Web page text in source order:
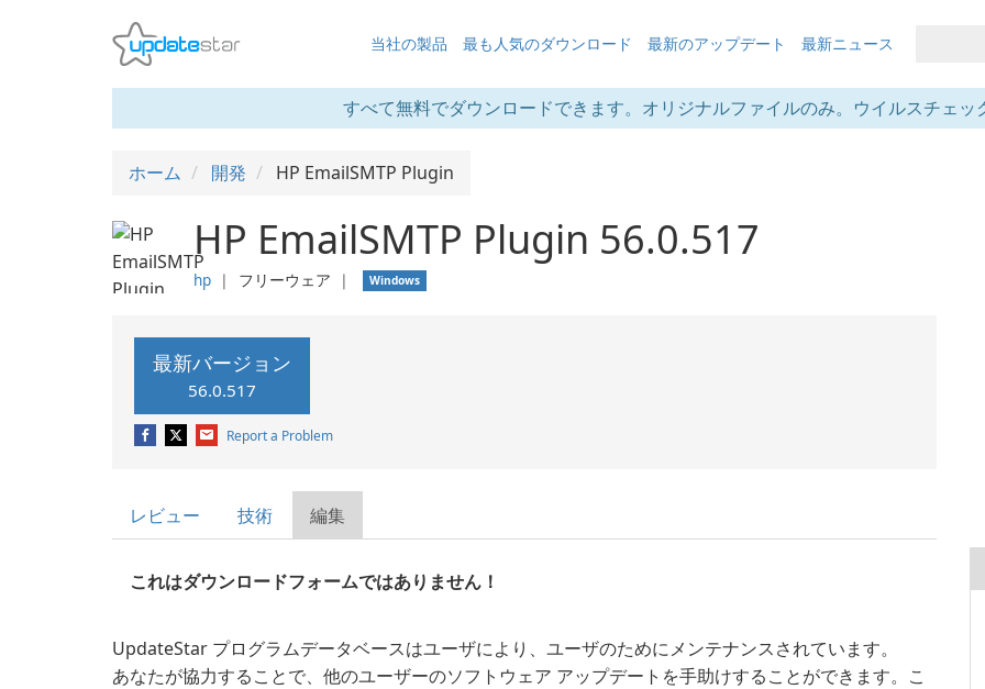
当社の製品 最も人気のダウンロード 最新のアップデート 最新ニュース
すべて無料でダウンロードできます。オリジナルファイルのみ。ウイルスチェッ
ホーム 開発 HP EmailSMTP Plugin
HP EmailSMTP Plugin 56.0.517
hp ❘ フリーウェア ❘ Windows
最新バージョン
56.0.517
Report a Problem
レビュー 技術 編集
これはダウンロードフォームではありません！
UpdateStar プログラムデータベースはユーザにより、ユーザのためにメンテナンスされています。
あなたが協力することで、他のユーザーのソフトウェア アップデートを手助けすることができます。こ